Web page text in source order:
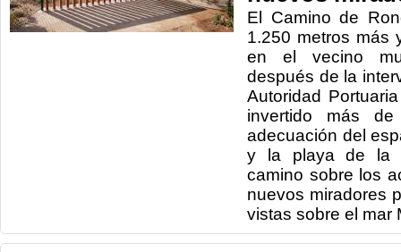
El Camino de
1.250 metros más
en el vecino
después de la
Autoridad
invertido más
adecuación del
y la playa de la
camino sobre los
nuevos miradores
vistas sobre el mar